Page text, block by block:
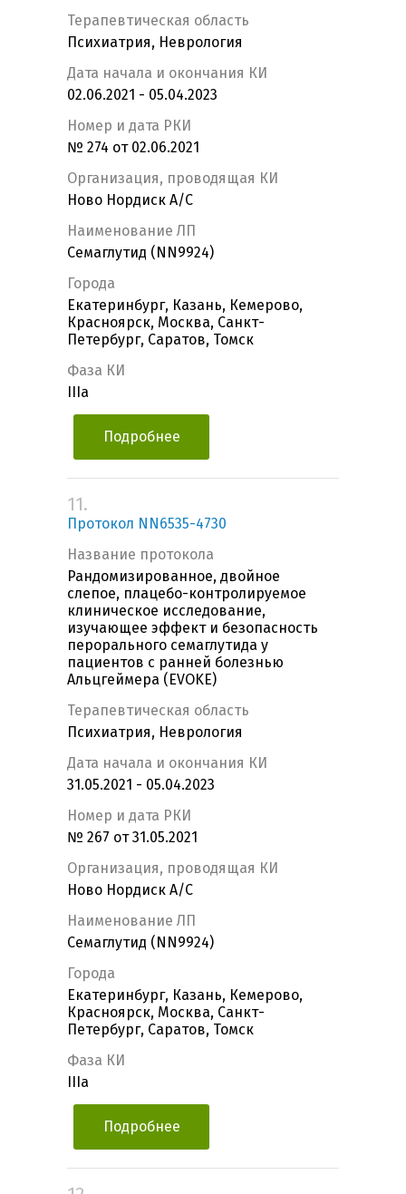
Терапевтическая область
Психиатрия, Неврология
Дата начала и окончания КИ
02.06.2021 - 05.04.2023
Номер и дата РКИ
№ 274 от 02.06.2021
Организация, проводящая КИ
Ново Нордиск А/С
Наименование ЛП
Семаглутид (NN9924)
Города
Екатеринбург, Казань, Кемерово,
Красноярск, Москва, Санкт-
Петербург, Саратов, Томск
Фаза КИ
IIIa
Подробнее
11.
Протокол NN6535-4730
Название протокола
Рандомизированное, двойное
слепое, плацебо-контролируемое
клиническое исследование,
изучающее эффект и безопасность
перорального семаглутида у
пациентов с ранней болезнью
Альцгеймера (EVOKE)
Терапевтическая область
Психиатрия, Неврология
Дата начала и окончания КИ
31.05.2021 - 05.04.2023
Номер и дата РКИ
№ 267 от 31.05.2021
Организация, проводящая КИ
Ново Нордиск А/С
Наименование ЛП
Семаглутид (NN9924)
Города
Екатеринбург, Казань, Кемерово,
Красноярск, Москва, Санкт-
Петербург, Саратов, Томск
Фаза КИ
IIIa
Подробнее